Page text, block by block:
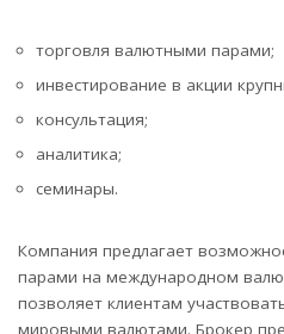
торговля валютными парами;
инвестирование в акции
консультация;
аналитика;
семинары.
Компания предлагает
парами на международном
позволяет клиентам
мировыми валютами. Брокер